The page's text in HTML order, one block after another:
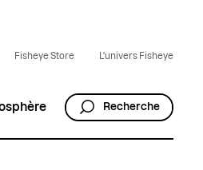
Fisheye Store L'univers Fisheye
Recherche